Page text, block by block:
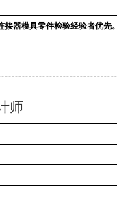
器模具零件检验经验者优先。
师